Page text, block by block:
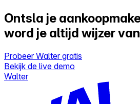
Ontsla je
word je altijd wijzer
Probeer Walter gratis
Bekijk de live demo
Walter